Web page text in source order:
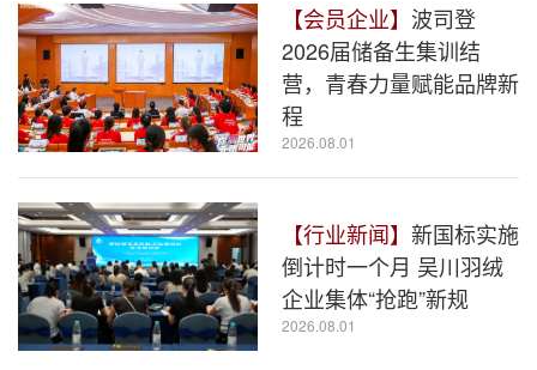
【会员企业】 波司登
2026届储备生集训结
营，青春力量赋能品牌新
程
2026.08.01
【行业新闻】 新国标实施
倒计时一个月 吴川羽绒
企业集体“抢跑”新规
2026.08.01